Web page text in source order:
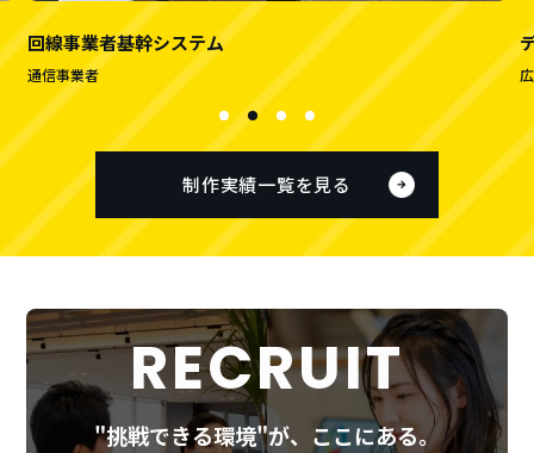
回線事業者基幹システム
通信事業者
制作実績一覧を見る
RECRUIT
"挑戦できる環境"が、ここにある。